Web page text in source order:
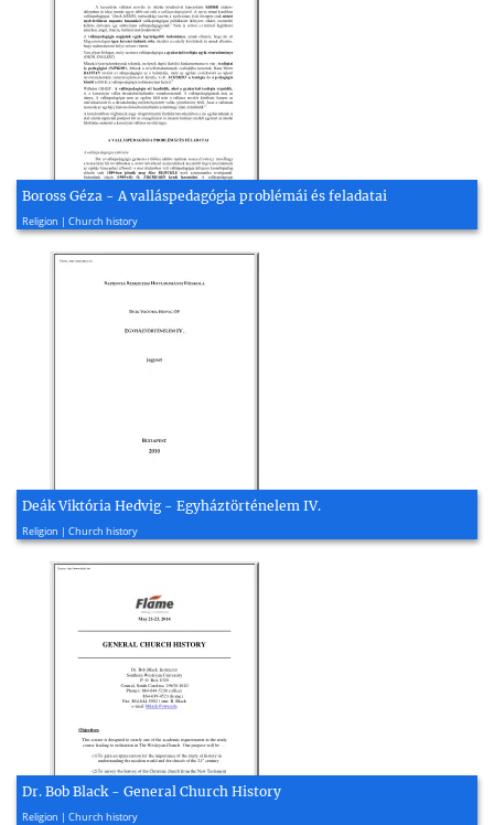
Boross Géza - A valláspedagógia problémái és feladatai
Religion | Church history
Deák Viktória Hedvig - Egyháztörténelem IV.
Religion | Church history
Dr. Bob Black - General Church History
Religion | Church history